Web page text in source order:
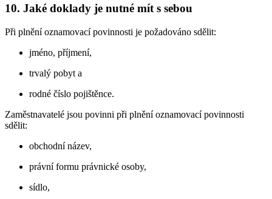
10. Jaké doklady je nutné mít s sebou
Při plnění oznamovací povinnosti je požadováno sdělit:
jméno, příjmení,
trvalý pobyt a
rodné číslo pojištěnce.
Zaměstnavatelé jsou povinni při plnění oznamovací povinnosti
sdělit:
obchodní název,
právní formu právnické osoby,
sídlo,